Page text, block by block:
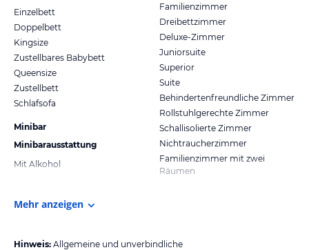
Einzelbett
Doppelbett
Kingsize
Zustellbares Babybett
Queensize
Zustellbett
Schlafsofa
Minibar
Minibarausstattung
Mit Alkohol
Familienzimmer
Dreibettzimmer
Deluxe-Zimmer
Juniorsuite
Superior
Suite
Behindertenfreundliche Zimmer
Rollstuhlgerechte Zimmer
Schallisolierte Zimmer
Nichtraucherzimmer
Familienzimmer mit zwei
Räumen
Mehr anzeigen
Hinweis: Allgemeine und unverbindliche